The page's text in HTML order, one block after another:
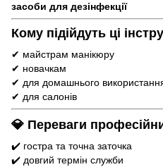
засоби для дезінфекції
Кому підійдуть ці
✔ майстрам манікюру
✔ новачкам
✔ для домашнього
✔ для салонів
💎 Переваги
✔️ гостра та точна заточка
✔️ довгий термін служби